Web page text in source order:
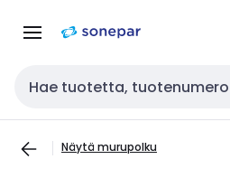
navigointiinsisältöön
Haku
Näytä murupolku